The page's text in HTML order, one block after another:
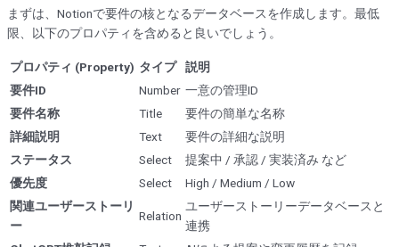
まずは、Notionで要件の核となるデータベースを作成します。最低
限、以下のプロパティを含めると良いでしょう。
プロパティ (Property) タイプ
説明
要件ID
Number 一意の管理ID
要件名称
Title
要件の簡単な名称
詳細説明
Text
要件の詳細な説明
ステータス
Select
提案中 / 承認 / 実装済み など
優先度
Select
High / Medium / Low
関連ユーザーストーリ
ー
Relation
ユーザーストーリーデータベースと
連携